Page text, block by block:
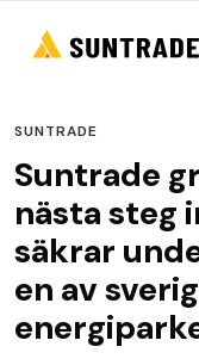
SUNTRADE
Suntrade
nästa steg
säkrar
en av